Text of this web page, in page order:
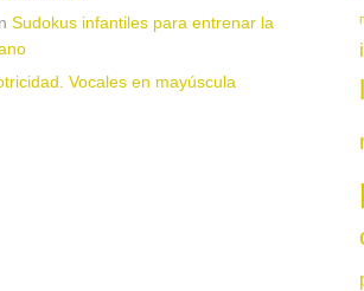
Sudokus infantiles para entrenar la
Vocales en mayúscula